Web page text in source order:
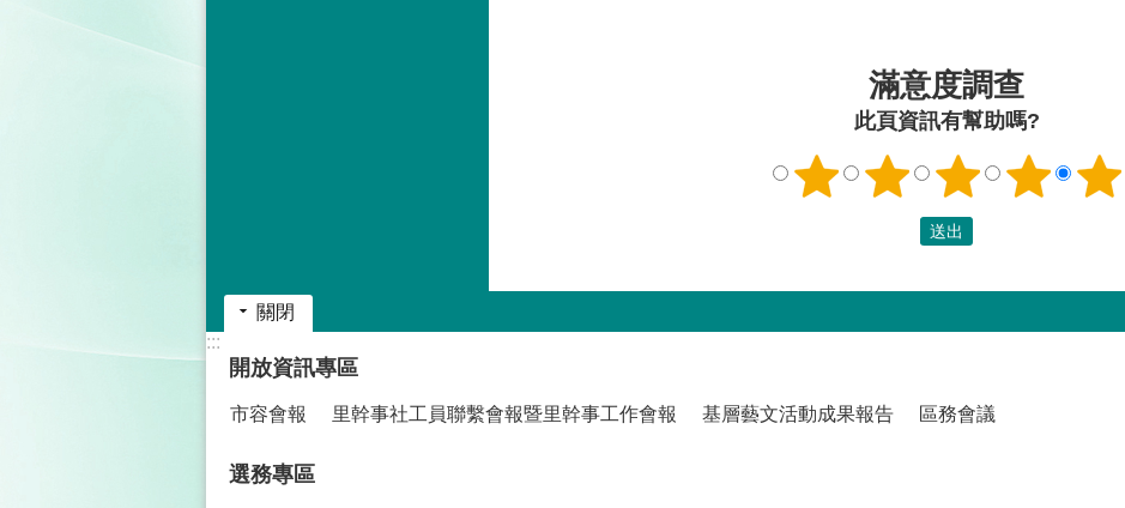
滿意度調查
此頁資訊有幫助嗎?
關閉
:::
開放資訊專區
市容會報 里幹事社工員聯繫會報暨里幹事工作會報 基層藝文活動成果報告 區務會議
選務專區